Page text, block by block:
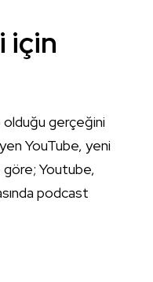
için
olduğu gerçeğini
YouTube, yeni
göre; Youtube,
podcast